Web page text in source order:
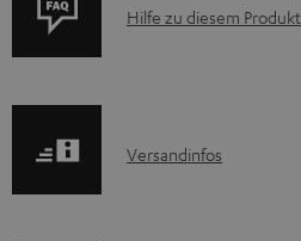
P
u
Hilfe zu diesem Produkt
I
Versandinfos